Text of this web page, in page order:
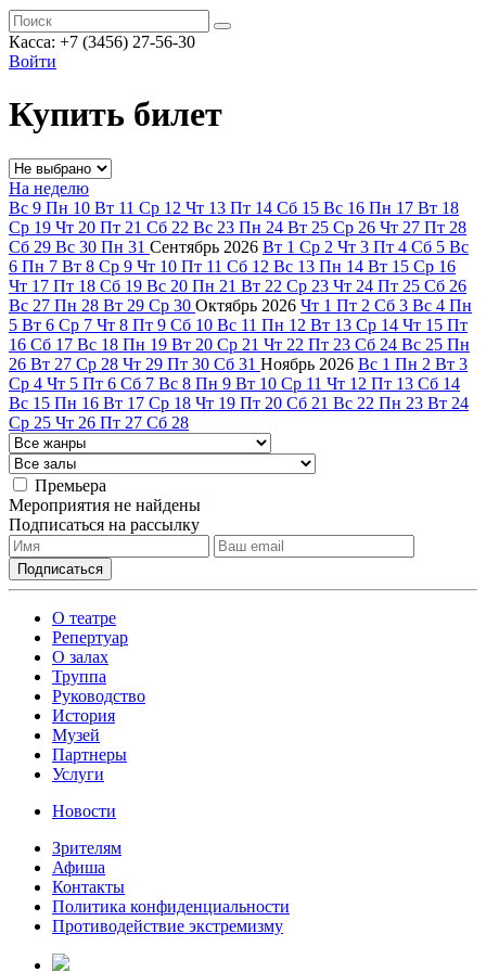
Касса: +7 (3456) 27-56-30
Войти
Купить билет
На неделю
Вс 9 Пн 10 Вт 11 Ср 12 Чт 13 Пт 14 Сб 15 Вс 16 Пн 17 Вт 18
Ср 19 Чт 20 Пт 21 Сб 22 Вс 23 Пн 24 Вт 25 Ср 26 Чт 27 Пт 28
Сб 29 Вс 30 Пн 31 Сентябрь 2026 Вт 1 Ср 2 Чт 3 Пт 4 Сб 5 Вс
6 Пн 7 Вт 8 Ср 9 Чт 10 Пт 11 Сб 12 Вс 13 Пн 14 Вт 15 Ср 16
Чт 17 Пт 18 Сб 19 Вс 20 Пн 21 Вт 22 Ср 23 Чт 24 Пт 25 Сб 26
Вс 27 Пн 28 Вт 29 Ср 30 Октябрь 2026 Чт 1 Пт 2 Сб 3 Вс 4 Пн
5 Вт 6 Ср 7 Чт 8 Пт 9 Сб 10 Вс 11 Пн 12 Вт 13 Ср 14 Чт 15 Пт
16 Сб 17 Вс 18 Пн 19 Вт 20 Ср 21 Чт 22 Пт 23 Сб 24 Вс 25 Пн
26 Вт 27 Ср 28 Чт 29 Пт 30 Сб 31 Ноябрь 2026 Вс 1 Пн 2 Вт 3
Ср 4 Чт 5 Пт 6 Сб 7 Вс 8 Пн 9 Вт 10 Ср 11 Чт 12 Пт 13 Сб 14
Вс 15 Пн 16 Вт 17 Ср 18 Чт 19 Пт 20 Сб 21 Вс 22 Пн 23 Вт 24
Ср 25 Чт 26 Пт 27 Сб 28
Премьера
Мероприятия не найдены
Подписаться на рассылку
О театре
Репертуар
О залах
Труппа
Руководство
История
Музей
Партнеры
Услуги
Новости
Зрителям
Афиша
Контакты
Политика конфиденциальности
Противодействие экстремизму